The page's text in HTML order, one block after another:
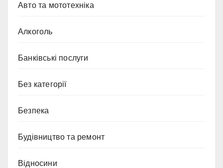
Авто та мототехніка
Алкоголь
Банківські послуги
Без категорії
Безпека
Будівництво та ремонт
Відносини